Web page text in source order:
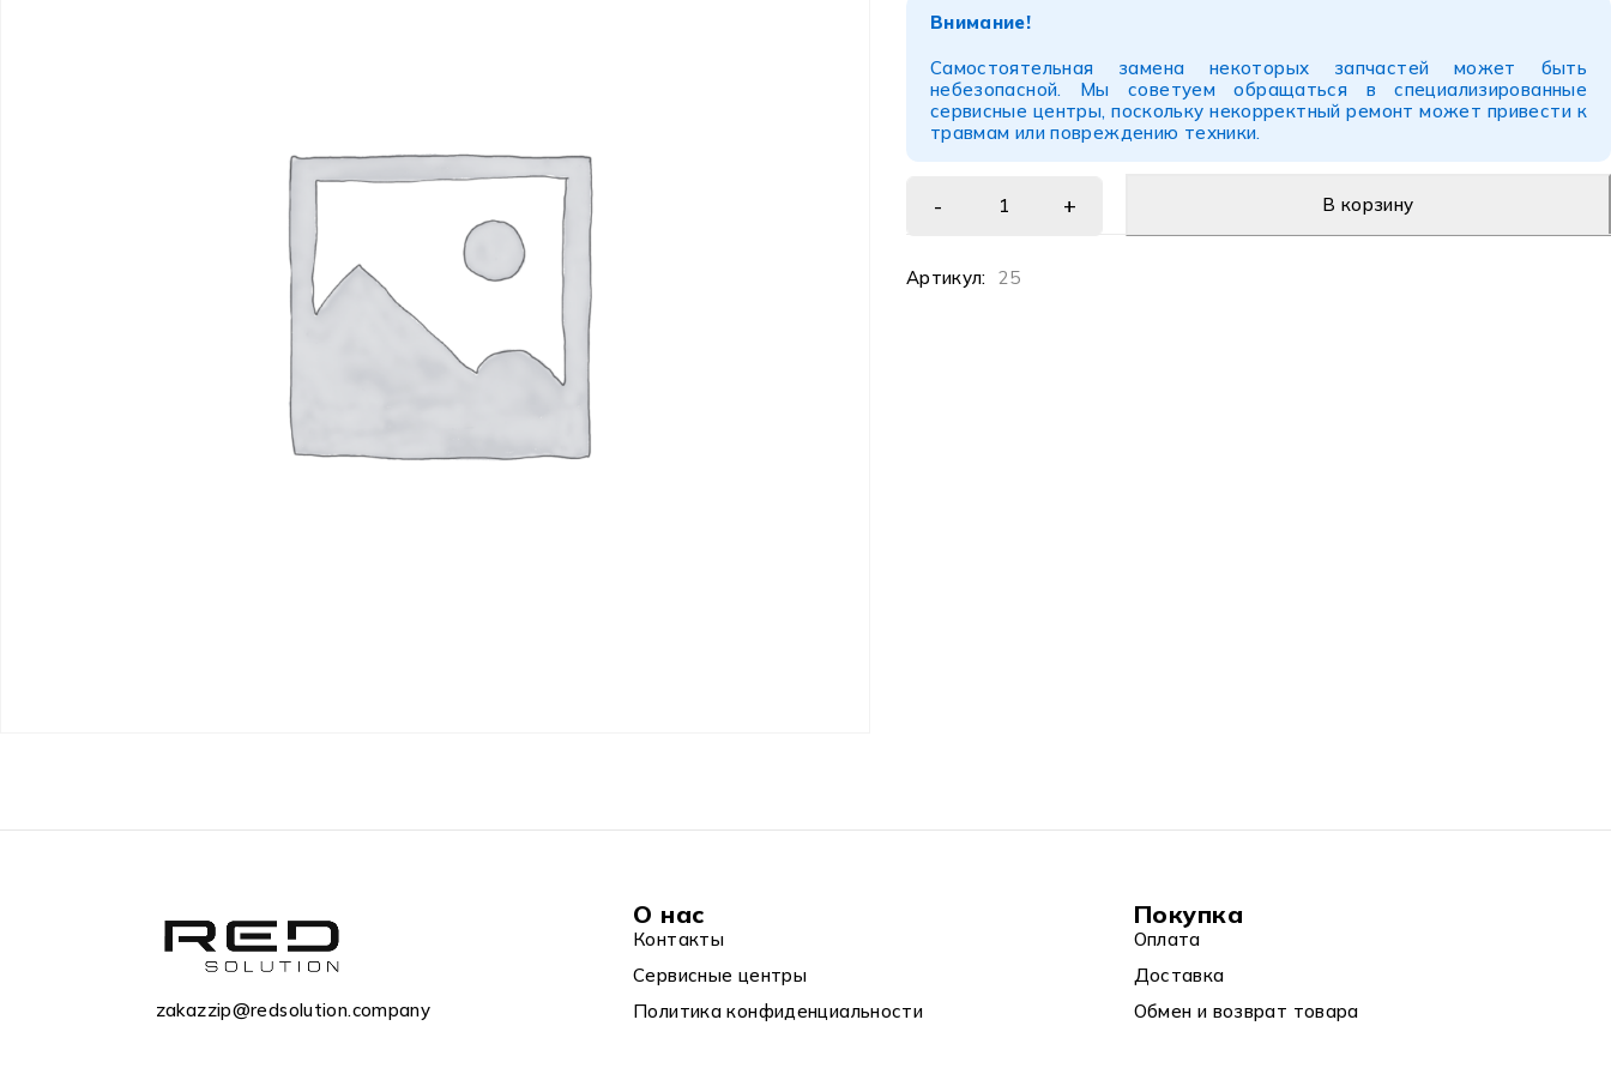
Внимание!
Самостоятельная замена некоторых запчастей может быть
небезопасной. Мы советуем обращаться в специализированные
сервисные центры, поскольку некорректный ремонт может привести к
травмам или повреждению техники.
В корзину
Артикул: 25
zakazzip@redsolution.company
О нас
Контакты
Сервисные центры
Политика конфиденциальности
Покупка
Оплата
Доставка
Обмен и возврат товара